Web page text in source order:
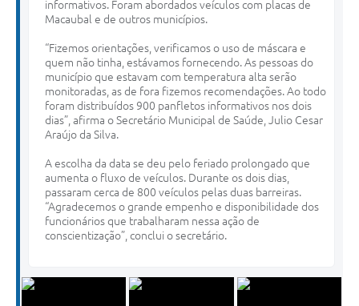
informativos. Foram abordados veículos com placas de
Macaubal e de outros municípios.
“Fizemos orientações, verificamos o uso de máscara e
quem não tinha, estávamos fornecendo. As pessoas do
município que estavam com temperatura alta serão
monitoradas, as de fora fizemos recomendações. Ao todo
foram distribuídos 900 panfletos informativos nos dois
dias”, afirma o Secretário Municipal de Saúde, Julio Cesar
Araújo da Silva.
A escolha da data se deu pelo feriado prolongado que
aumenta o fluxo de veículos. Durante os dois dias,
passaram cerca de 800 veículos pelas duas barreiras.
“Agradecemos o grande empenho e disponibilidade dos
funcionários que trabalharam nessa ação de
conscientização”, conclui o secretário.